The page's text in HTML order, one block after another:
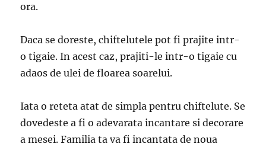
ora.
Daca se doreste, chiftelutele pot fi prajite intr-
o tigaie. In acest caz, prajiti-le intr-o tigaie cu
adaos de ulei de floarea soarelui.
Iata o reteta atat de simpla pentru chiftelute. Se
dovedeste a fi o adevarata incantare si decorare
a mesei. Familia ta va fi incantata de noua